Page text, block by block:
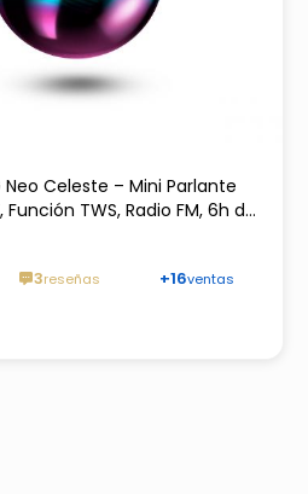
Neo Celeste – Mini Parlante
TWS, Radio FM, 6h de
Diseño Metálico Portátil
3reseñas +16ventas